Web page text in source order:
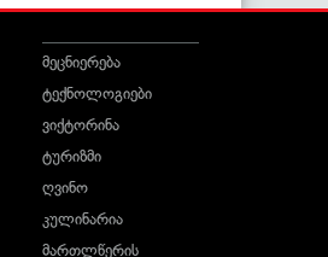
მეცნიერება
ტექნოლოგიები
ვიქტორინა
ტურიზმი
ღვინო
კულინარია
მართლწერის